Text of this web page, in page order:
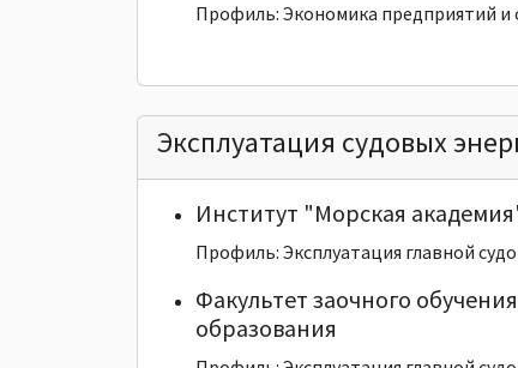
Профиль: Экономика предприятий и
Эксплуатация судовых
Институт "Морская
Профиль: Эксплуатация главной
Факультет заочного
образования